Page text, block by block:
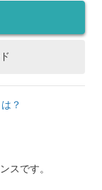
？
スです。